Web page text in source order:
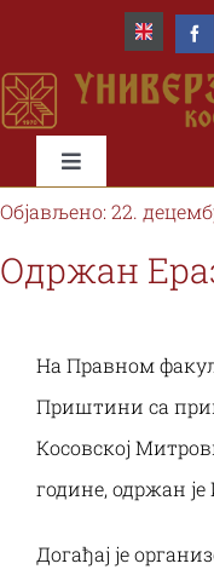
content
Toggle
Navigation
Почетна
Факултети
Студије и
Наука и
Објављено: 22.
Oдржан
На Правном
Приштини са
Косовској
године, одржан
Догађај је